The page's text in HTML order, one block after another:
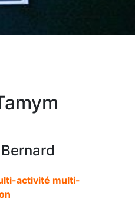
activité multi-